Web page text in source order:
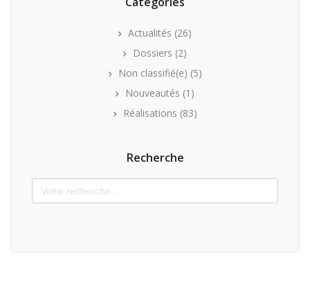
Actualités (26)
Dossiers (2)
Non classifié(e) (5)
Nouveautés (1)
Réalisations (83)
Recherche
Search
for: